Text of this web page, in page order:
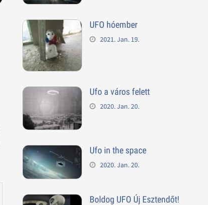
UFO hóember
2021. Jan. 19.
Ufo a város felett
2020. Jan. 20.
Ufo in the space
2020. Jan. 20.
Boldog UFO Új Esztendőt!